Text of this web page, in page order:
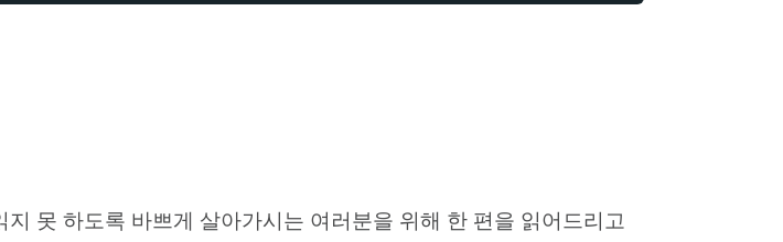
못 하도록 바쁘게 살아가시는 여러분을 위해 한 편을 읽어드리고